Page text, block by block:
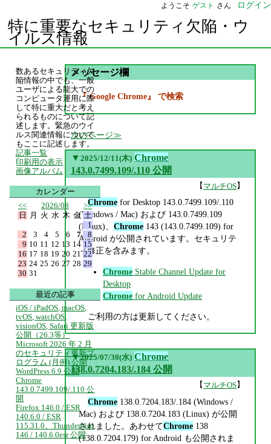
ようこそ ゲスト さん ログイン
特に重要なセキュリティ欠陥・ウ
イルス情報
メッセージ欄
『 Google Chrome』 で検索
次のページ
▼ 2025/12/11(木) Chrome
143.0.7499.109/.110 公開
【 マルチOS】
Chromefor Desktop 143.0.7499.109/.110
(Windows / Mac) および 143.0.7499.109
(Linux)、Chrome 143 (143.0.7499.109) for
Android が公開されています。セキュリテ
ィ修正を含みます。
Chrome Stable Channel Update for
Desktop
Chrome for Android Update
ご利用の方は更新してください。
▼2025/07/30(水) Chrome
138.0.7204.183/.184 公開
【 マルチOS】
Chrome138.0.7204.183/.184 (Windows /
Mac) および 138.0.7204.183 (Linux) が公開
されました。あわせてChrome 138
(138.0.7204.179) for Android も公開されま
数あるセキュリティ欠
陥情報の中でも、一般
ユーザによる龍大での
コンピュータ運用に際
して特に重大だと考え
られるものについて記
述します。緊急のウイ
ルス関連情報について
もここに記述します。
記事一覧
印刷用の表示
画像アルバム
カレンダー
<<
2026/08
>>
日
月 火 水 木 金 土
1
2
3 4 5 6 7
8
9 10 11 12 13 14 15
16 17 18 19 20 21 22
23 24 25 26 27 28 29
30 31
最近の記事
iOS / iPadOS, macOS,
tvOS, watchOS,
visionOS, Safari 更新版
公開（26.3等）
Microsoft 2026 年 2 月
のセキュリティ更新プ
ログラム (月例) 公開
WordPress 6.9 公開
Chrome
143.0.7499.109/.110 公
開
Firefox 146.0 / ESR
140.6.0 / ESR
115.31.0、Thunderbird
146 / 140.6.0esr 公開